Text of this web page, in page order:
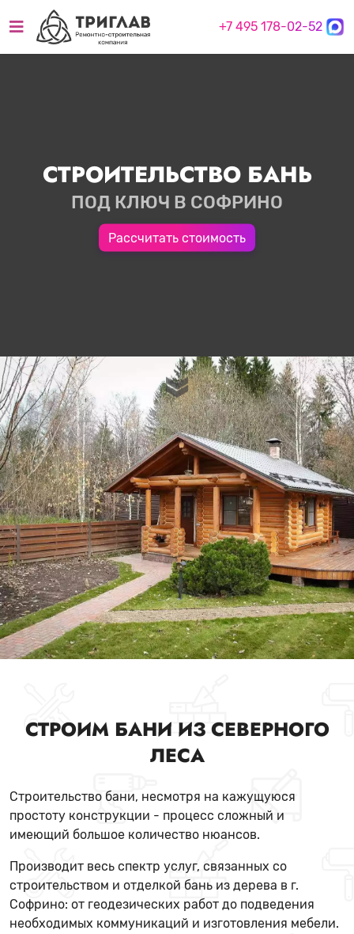
+7 495 178-02-52
СТРОИТЕЛЬСТВО БАНЬ
ПОД КЛЮЧ В СОФРИНО
Рассчитать стоимость
СТРОИМ БАНИ ИЗ СЕВЕРНОГО
ЛЕСА
Строительство бани, несмотря на кажущуюся
простоту конструкции - процесс сложный и
имеющий большое количество нюансов.
Производит весь спектр услуг, связанных со
строительством и отделкой бань из дерева в г.
Софрино: от геодезических работ до подведения
необходимых коммуникаций и изготовления мебели.